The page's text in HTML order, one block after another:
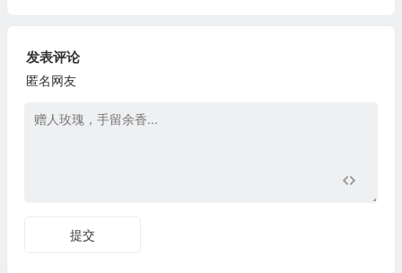
发表评论
匿名网友
提交